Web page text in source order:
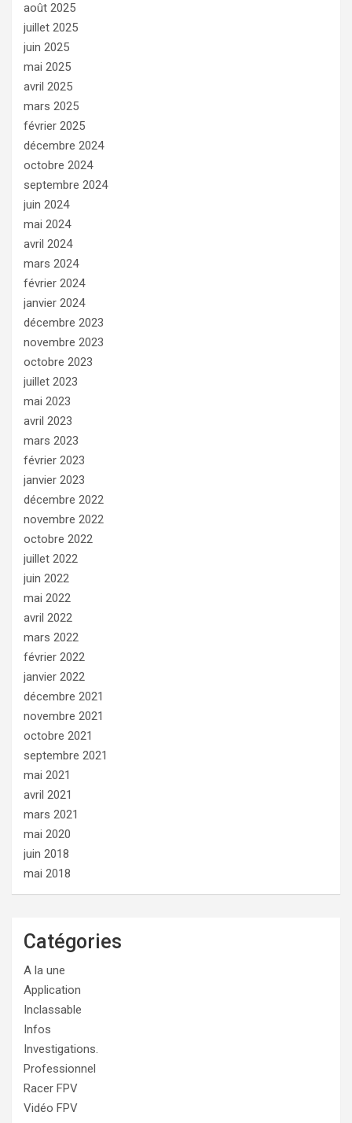
août 2025
juillet 2025
juin 2025
mai 2025
avril 2025
mars 2025
février 2025
décembre 2024
octobre 2024
septembre 2024
juin 2024
mai 2024
avril 2024
mars 2024
février 2024
janvier 2024
décembre 2023
novembre 2023
octobre 2023
juillet 2023
mai 2023
avril 2023
mars 2023
février 2023
janvier 2023
décembre 2022
novembre 2022
octobre 2022
juillet 2022
juin 2022
mai 2022
avril 2022
mars 2022
février 2022
janvier 2022
décembre 2021
novembre 2021
octobre 2021
septembre 2021
mai 2021
avril 2021
mars 2021
mai 2020
juin 2018
mai 2018
Catégories
A la une
Application
Inclassable
Infos
Investigations.
Professionnel
Racer FPV
Vidéo FPV